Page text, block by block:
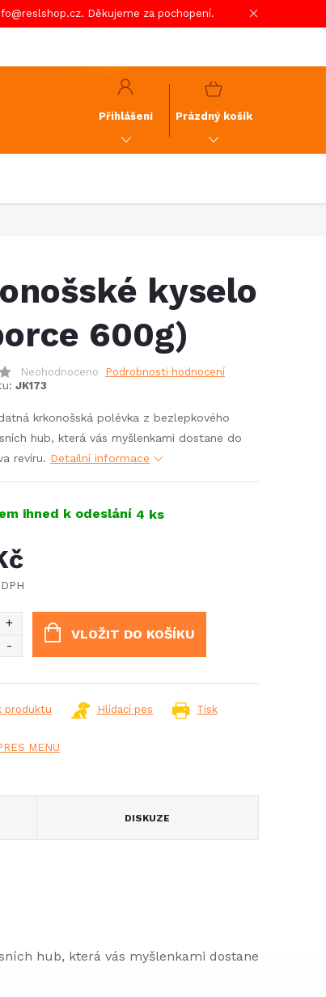
Děkujeme za pochopení.
Přihlášení
NÁKUPNÍ
Prázdný košík
kyselo
600g)
Neohodnoceno
Podrobnosti hodnocení
JK173
krkonošská polévka z bezlepkového
hub, která vás myšlenkami dostane do
revíru. Detailní informace
ihned k odeslání 4 ks
VLOŽIT DO KOŠÍKU
Tisk
produktu Hlídací pes
MENU
DISKUZE
hub, která vás myšlenkami dostane